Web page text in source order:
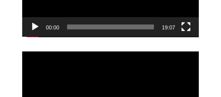
00:00 19:07